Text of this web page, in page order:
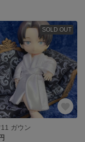
SOLD OUT
ガウン